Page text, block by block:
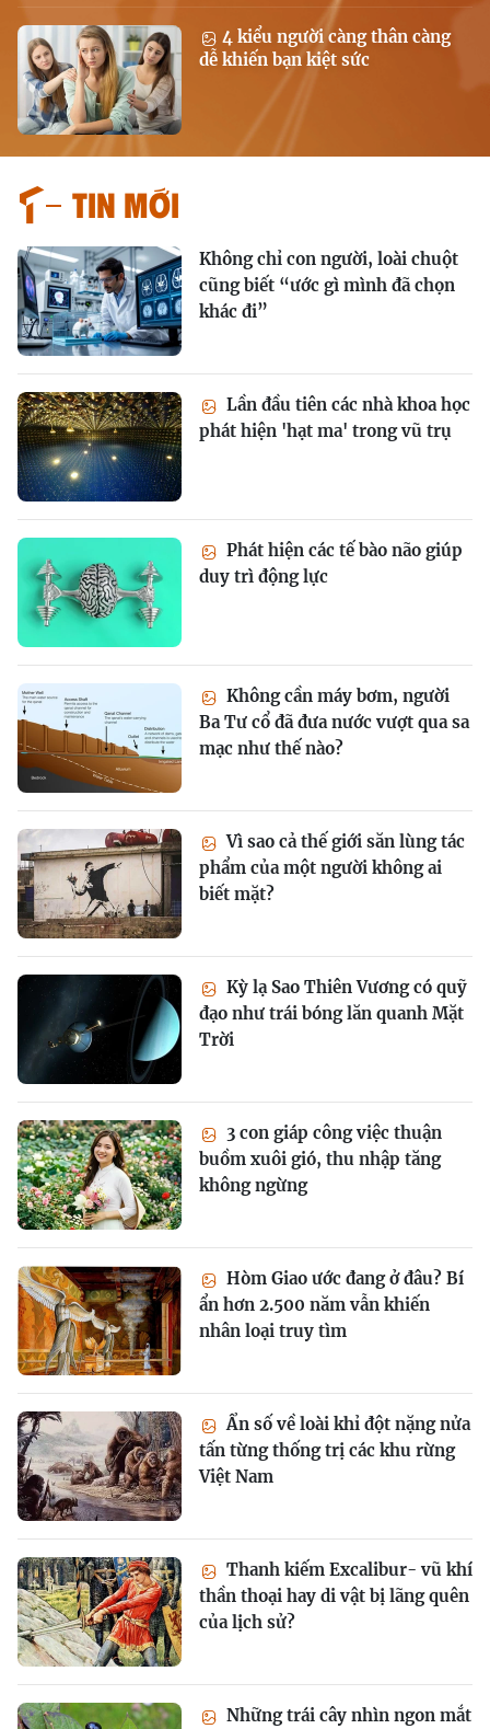
4 kiểu người càng thân càng
dễ khiến bạn kiệt sức
Tin mới
Không chỉ con người, loài chuột
cũng biết “ước gì mình đã chọn
khác đi”
Lần đầu tiên các nhà khoa học
phát hiện 'hạt ma' trong vũ trụ
Phát hiện các tế bào não giúp
duy trì động lực
Không cần máy bơm, người
Ba Tư cổ đã đưa nước vượt qua sa
mạc như thế nào?
Vì sao cả thế giới săn lùng tác
phẩm của một người không ai
biết mặt?
Kỳ lạ Sao Thiên Vương có quỹ
đạo như trái bóng lăn quanh Mặt
Trời
3 con giáp công việc thuận
buồm xuôi gió, thu nhập tăng
không ngừng
Hòm Giao ước đang ở đâu? Bí
ẩn hơn 2.500 năm vẫn khiến
nhân loại truy tìm
Ẩn số về loài khỉ đột nặng nửa
tấn từng thống trị các khu rừng
Việt Nam
Thanh kiếm Excalibur- vũ khí
thần thoại hay di vật bị lãng quên
của lịch sử?
Những trái cây nhìn ngon mắt